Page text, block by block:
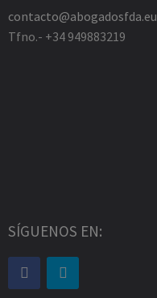
contacto@abogadosfda.eu
Tfno.- +34 949883219
SÍGUENOS EN: